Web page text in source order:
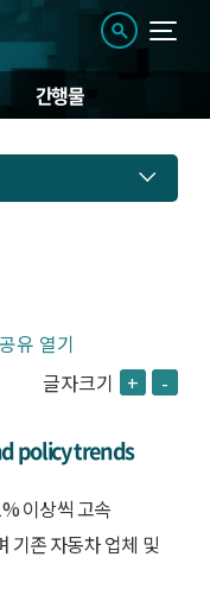
간행물
공유 열기
글자크기 + -
policy trends
이상씩 고속
기존 자동차 업체 및